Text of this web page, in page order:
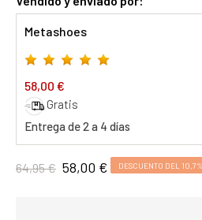
Metashoes
58,00 €
Gratis
Entrega de 2 a 4 días
64,95 € 58,00 € DESCUENTO DEL 10,7%